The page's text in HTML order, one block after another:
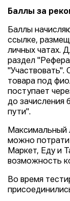
Баллы за
Баллы
ссылке,
личных чатах.
раздел
"Участвовать".
товара под
поступает
до зачисления
пути".
Максимальный
можно
Маркет, Еду и
возможность
Во время